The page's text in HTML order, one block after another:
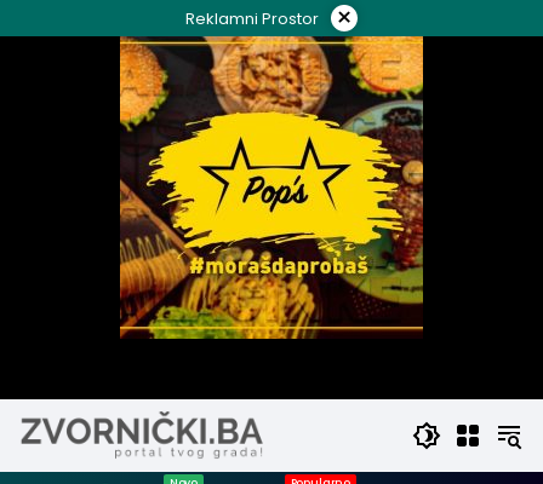
to
Reklamni Prostor ×